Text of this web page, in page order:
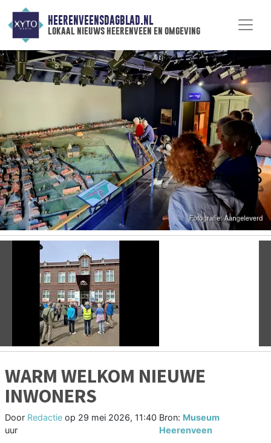
HEERENVEENSDAGBLAD.NL
lokaal nieuws heerenveen en omgeving
WARM WELKOM NIEUWE
INWONERS
Door Redactie op 29 mei 2026, 11:40
uur
Bron: Museum
Heerenveen